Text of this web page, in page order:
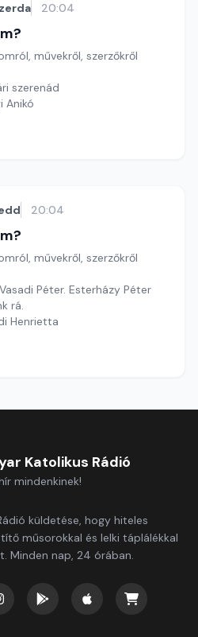
20:04
művekről, szerzőkről
szerenád
Anikó
20:04
művekről, szerzőkről
Péter. Esterházy Péter
rá.
Henrietta
Katolikus Rádió
mindenkinek!
küldetése, hogy hiteles
műsorokkal és lelki táplálékkal
Minden nap, 24 órában.